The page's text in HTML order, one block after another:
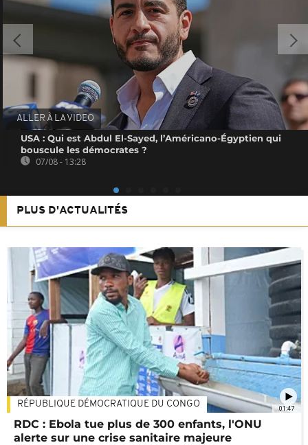
ALLER À LA VIDEO
USA : Qui est Abdul El-Sayed, l’Américano-Égyptien qui
bouscule les démocrates ?
07/08 - 13:28
PLUS D'ACTUALITÉS
01:47
RÉPUBLIQUE DÉMOCRATIQUE DU CONGO
RDC : Ebola tue plus de 300 enfants, l'ONU
alerte sur une crise sanitaire majeure